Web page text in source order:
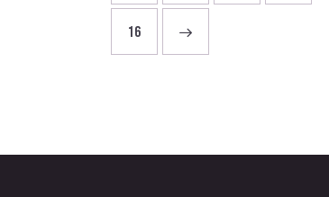
16